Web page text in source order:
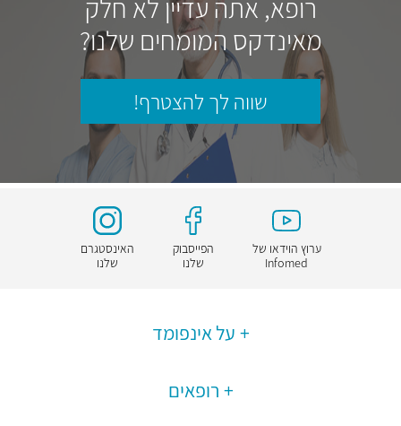
רופא, אתה עדיין לא חלק
מאינדקס המומחים שלנו?
שווה לך להצטרף!
ערוץ הוידאו של
Infomed
הפייסבוק
שלנו
האינסטגרם
שלנו
על אינפומד
רופאים